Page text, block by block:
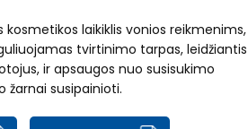
kosmetikos laikiklis vonios reikmenims,
tvirtinimo tarpas, leidžiantis
ir apsaugos nuo susisukimo
žarnai susipainioti.